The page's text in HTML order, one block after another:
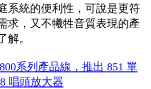
系統的便利性，可說是更符
求，又不犧牲音質表現的產
解。